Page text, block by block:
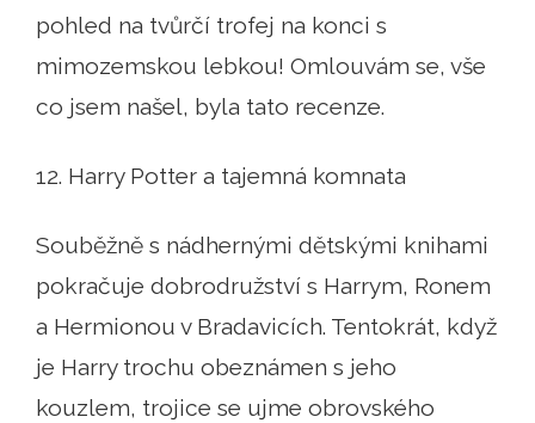
pohled na tvůrčí trofej na konci s
mimozemskou lebkou! Omlouvám se, vše
co jsem našel, byla tato recenze.
12. Harry Potter a tajemná komnata
Souběžně s nádhernými dětskými knihami
pokračuje dobrodružství s Harrym, Ronem
a Hermionou v Bradavicích. Tentokrát, když
je Harry trochu obeznámen s jeho
kouzlem, trojice se ujme obrovského